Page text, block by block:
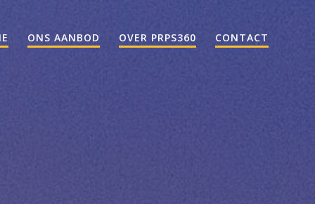
ONS AANBOD OVER PRPS360 CONTACT